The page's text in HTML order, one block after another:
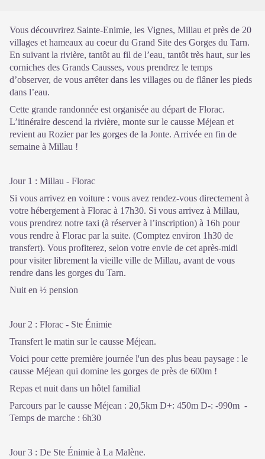
Vous découvrirez Sainte-Enimie, les Vignes, Millau et près de 20
villages et hameaux au coeur du Grand Site des Gorges du Tarn.
En suivant la rivière, tantôt au fil de l’eau, tantôt très haut, sur les
corniches des Grands Causses, vous prendrez le temps
d’observer, de vous arrêter dans les villages ou de flâner les pieds
dans l’eau.
Cette grande randonnée est organisée au départ de Florac.
L’itinéraire descend la rivière, monte sur le causse Méjean et
revient au Rozier par les gorges de la Jonte. Arrivée en fin de
semaine à Millau !
Jour 1 : Millau - Florac
Si vous arrivez en voiture : vous avez rendez-vous directement à
votre hébergement à Florac à 17h30. Si vous arrivez à Millau,
vous prendrez notre taxi (à réserver à l’inscription) à 16h pour
vous rendre à Florac par la suite. (Comptez environ 1h30 de
transfert). Vous profiterez, selon votre envie de cet après-midi
pour visiter librement la vieille ville de Millau, avant de vous
rendre dans les gorges du Tarn.
Nuit en ½ pension
Jour 2 : Florac - Ste Énimie
Transfert le matin sur le causse Méjean.
Voici pour cette première journée l'un des plus beau paysage : le
causse Méjean qui domine les gorges de près de 600m !
Repas et nuit dans un hôtel familial
Parcours par le causse Méjean : 20,5km D+: 450m D-: -990m -
Temps de marche : 6h30
Jour 3 : De Ste Énimie à La Malène.